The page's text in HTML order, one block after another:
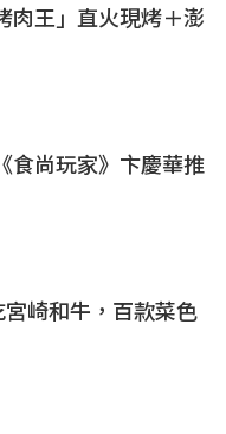
肉王」直火現烤＋澎
食尚玩家》卞慶華推
崎和牛，百款菜色